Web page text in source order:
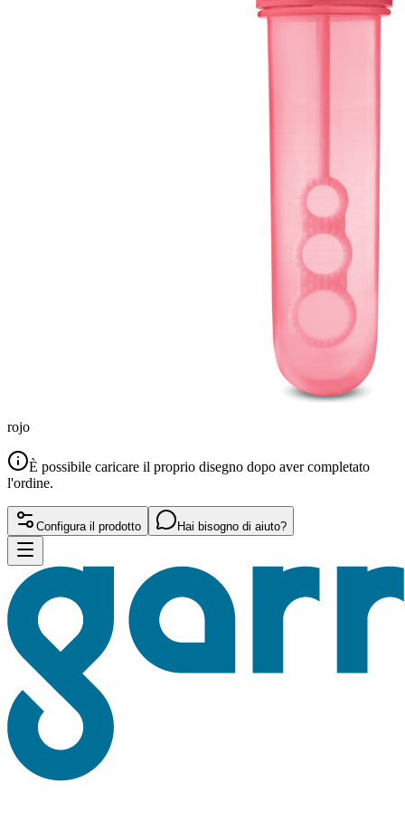
rojo
È possibile caricare il proprio disegno dopo aver completato
l'ordine.
Configura il prodotto Hai bisogno di aiuto?